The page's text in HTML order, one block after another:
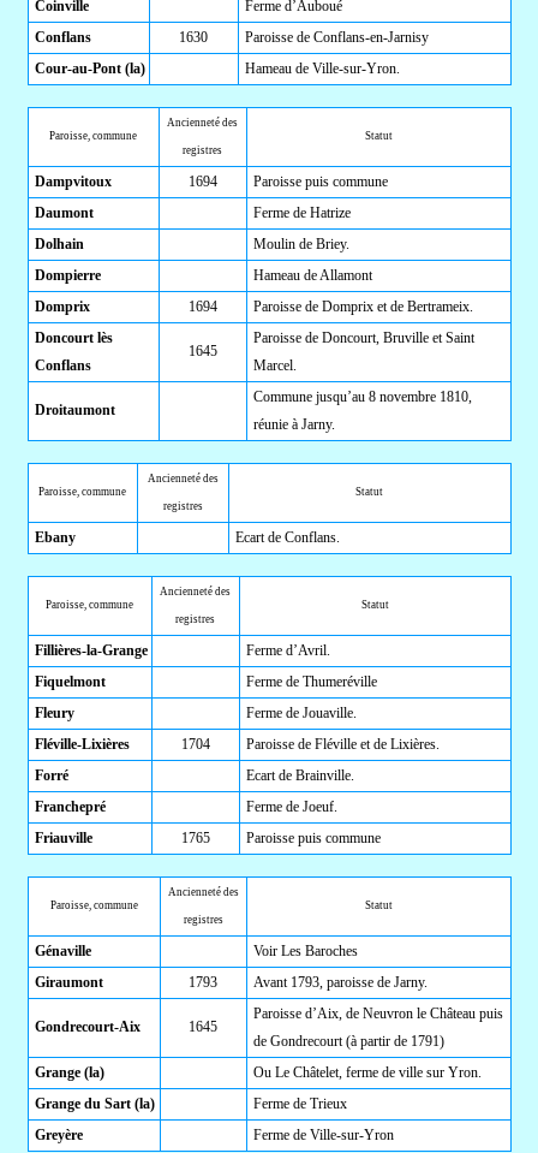
Coinville
Ferme d’Auboué
Conflans
1630
Paroisse de Conflans-en-Jarnisy
Cour-au-Pont (la)
Hameau de Ville-sur-Yron.
Paroisse, commune
Ancienneté des
registres
Statut
Dampvitoux 1694
Paroisse puis commune
Daumont
Ferme de Hatrize
Dolhain
Moulin de Briey.
Dompierre
Hameau de Allamont
Domprix
1694
Paroisse de Domprix et de Bertrameix.
Doncourt lès
Conflans
1645
Paroisse de Doncourt, Bruville et Saint
Marcel.
Droitaumont
Commune jusqu’au 8 novembre 1810,
réunie à Jarny.
Paroisse, commune
Ancienneté des
registres
Statut
Ebany Ecart de Conflans.
Paroisse, commune
Ancienneté des
registres
Statut
Fillières-la-Grange
Ferme d’Avril.
Fiquelmont
Ferme de Thumeréville
Fleury
Ferme de Jouaville.
Fléville-Lixières
1704
Paroisse de Fléville et de Lixières.
Forré
Ecart de Brainville.
Franchepré
Ferme de Joeuf.
Friauville
1765 Paroisse puis commune
Paroisse, commune
Ancienneté des
registres
Statut
Génaville
Voir Les Baroches
Giraumont
1793 Avant 1793, paroisse de Jarny.
Gondrecourt-Aix 1645
Paroisse d’Aix, de Neuvron le Château puis
de Gondrecourt (à partir de 1791)
Grange (la)
Ou Le Châtelet, ferme de ville sur Yron.
Grange du Sart (la)
Ferme de Trieux
Greyère
Ferme de Ville-sur-Yron